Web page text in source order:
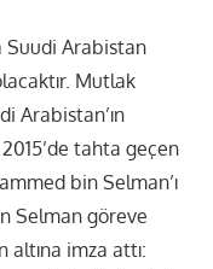
Suudi Arabistan
Mutlak
Arabistan’ın
tahta geçen
bin Selman’ı
Selman göreve
imza attı: